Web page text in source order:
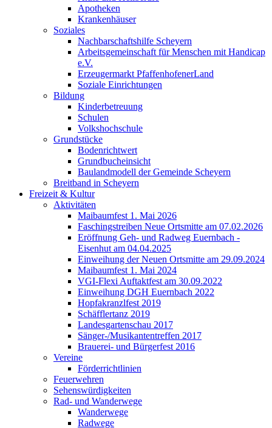
Apotheken
Krankenhäuser
Soziales
Nachbarschaftshilfe Scheyern
Arbeitsgemeinschaft für Menschen mit Handicap
e.V.
Erzeugermarkt PfaffenhofenerLand
Soziale Einrichtungen
Bildung
Kinderbetreuung
Schulen
Volkshochschule
Grundstücke
Bodenrichtwert
Grundbucheinsicht
Baulandmodell der Gemeinde Scheyern
Breitband in Scheyern
Freizeit & Kultur
Aktivitäten
Maibaumfest 1. Mai 2026
Faschingstreiben Neue Ortsmitte am 07.02.2026
Eröffnung Geh- und Radweg Euernbach -
Eisenhut am 04.04.2025
Einweihung der Neuen Ortsmitte am 29.09.2024
Maibaumfest 1. Mai 2024
VGI-Flexi Auftaktfest am 30.09.2022
Einweihung DGH Euernbach 2022
Hopfakranzlfest 2019
Schäfflertanz 2019
Landesgartenschau 2017
Sänger-/Musikantentreffen 2017
Brauerei- und Bürgerfest 2016
Vereine
Förderrichtlinien
Feuerwehren
Sehenswürdigkeiten
Rad- und Wanderwege
Wanderwege
Radwege